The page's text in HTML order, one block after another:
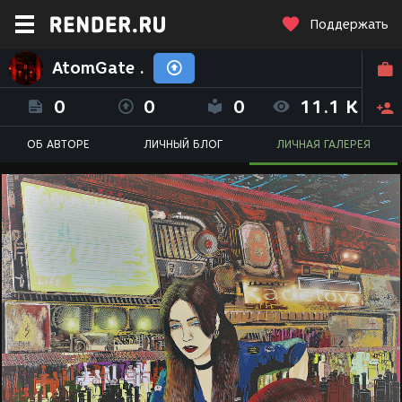
Поддержать
AtomGate .
0 0 0 11.1 K
ОБ АВТОРЕ ЛИЧНЫЙ БЛОГ ЛИЧНАЯ ГАЛЕРЕЯ